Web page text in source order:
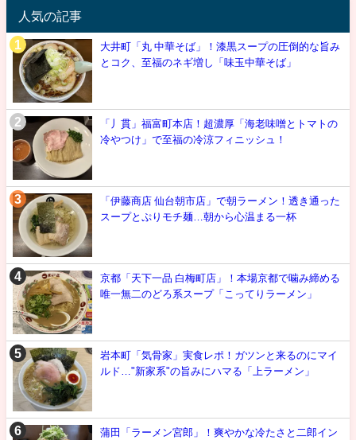
人気の記事
大井町「丸 中華そば」！漆黒スープの圧倒的な旨み
とコク、至福のネギ増し「味玉中華そば」
「丿貫」福富町本店！超濃厚「海老味噌とトマトの
冷やつけ」で至福の冷涼フィニッシュ！
「伊藤商店 仙台朝市店」で朝ラーメン！透き通った
スープとぷりモチ麺…朝から心温まる一杯
京都「天下一品 白梅町店」！本場京都で噛み締める
唯一無二のどろ系スープ「こってりラーメン」
岩本町「気骨家」実食レポ！ガツンと来るのにマイ
ルド…"新家系"の旨みにハマる「上ラーメン」
蒲田「ラーメン宮郎」！爽やかな冷たさと二郎イン